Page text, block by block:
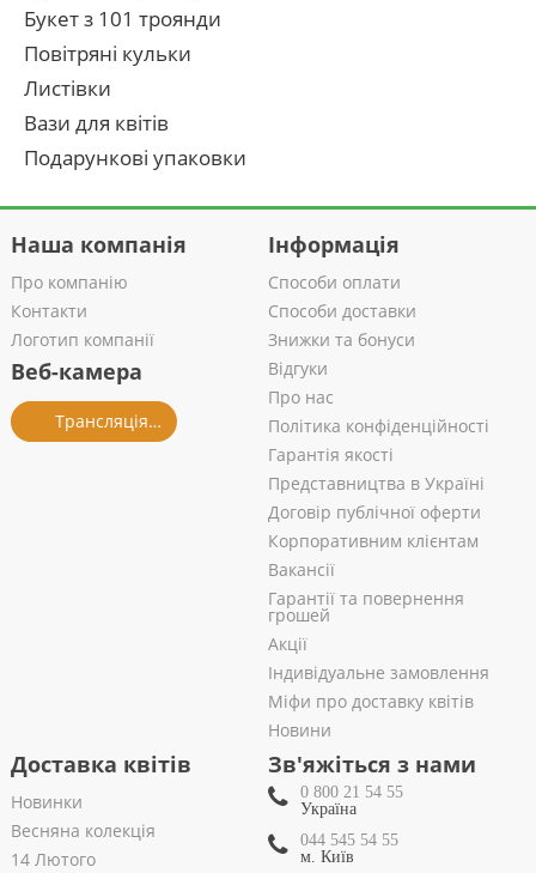
Букет з 101 троянди
Повітряні кульки
Листівки
Вази для квітів
Подарункові упаковки
Наша компанія
Про компанію
Контакти
Логотип компанії
Веб-камера
Трансляція із салону
Інформація
Способи оплати
Способи доставки
Знижки та бонуси
Відгуки
Про нас
Політика конфіденційності
Гарантія якості
Представництва в Україні
Договір публічної оферти
Корпоративним клієнтам
Вакансії
Гарантії та повернення
грошей
Акції
Індивідуальне замовлення
Міфи про доставку квітів
Новини
Доставка квітів
Новинки
Весняна колекція
14 Лютого
Зв'яжіться з нами
0 800 21 54 55
Україна
044 545 54 55
м. Київ